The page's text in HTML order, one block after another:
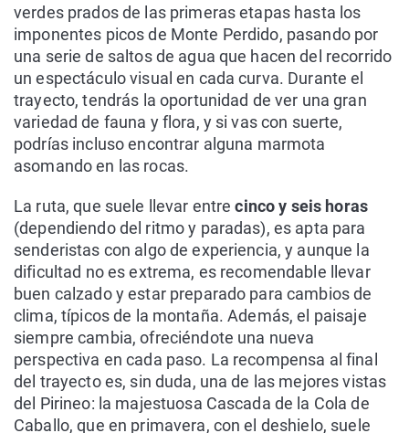
verdes prados de las primeras etapas hasta los
imponentes picos de Monte Perdido, pasando por
una serie de saltos de agua que hacen del recorrido
un espectáculo visual en cada curva. Durante el
trayecto, tendrás la oportunidad de ver una gran
variedad de fauna y flora, y si vas con suerte,
podrías incluso encontrar alguna marmota
asomando en las rocas.
La ruta, que suele llevar entrecinco y seis horas
(dependiendo del ritmo y paradas), es apta para
senderistas con algo de experiencia, y aunque la
dificultad no es extrema, es recomendable llevar
buen calzado y estar preparado para cambios de
clima, típicos de la montaña. Además, el paisaje
siempre cambia, ofreciéndote una nueva
perspectiva en cada paso. La recompensa al final
del trayecto es, sin duda, una de las mejores vistas
del Pirineo: la majestuosa Cascada de la Cola de
Caballo, que en primavera, con el deshielo, suele